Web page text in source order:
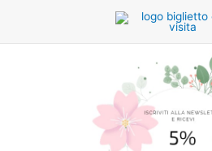
contenuto